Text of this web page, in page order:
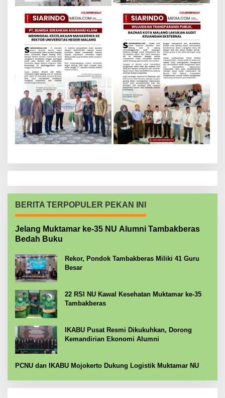
BERITA TERPOPULER PEKAN INI
Jelang Muktamar ke-35 NU Alumni Tambakberas
Bedah Buku
Rekor, Pondok Tambakberas Miliki 41 Guru
Besar
22 RSI NU Kawal Kesehatan Muktamar ke-35
Tambakberas
IKABU Pusat Resmi Dikukuhkan, Dorong
Kemandirian Ekonomi Alumni
PCNU dan IKABU Mojokerto Dukung Logistik Muktamar NU